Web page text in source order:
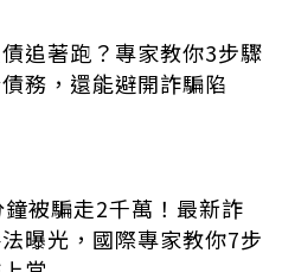
追著跑？專家教你3步驟
務，還能避開詐騙陷
鐘被騙走2千萬！最新詐
曝光，國際專家教你7步